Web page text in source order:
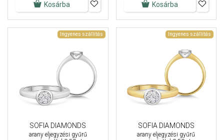
Kosárba Kosárba
Ingyenes szállítás
SOFIA DIAMONDS
arany eljegyzési gyűrű
Ingyenes szállítás
SOFIA DIAMONDS
arany eljegyzési gyűrű